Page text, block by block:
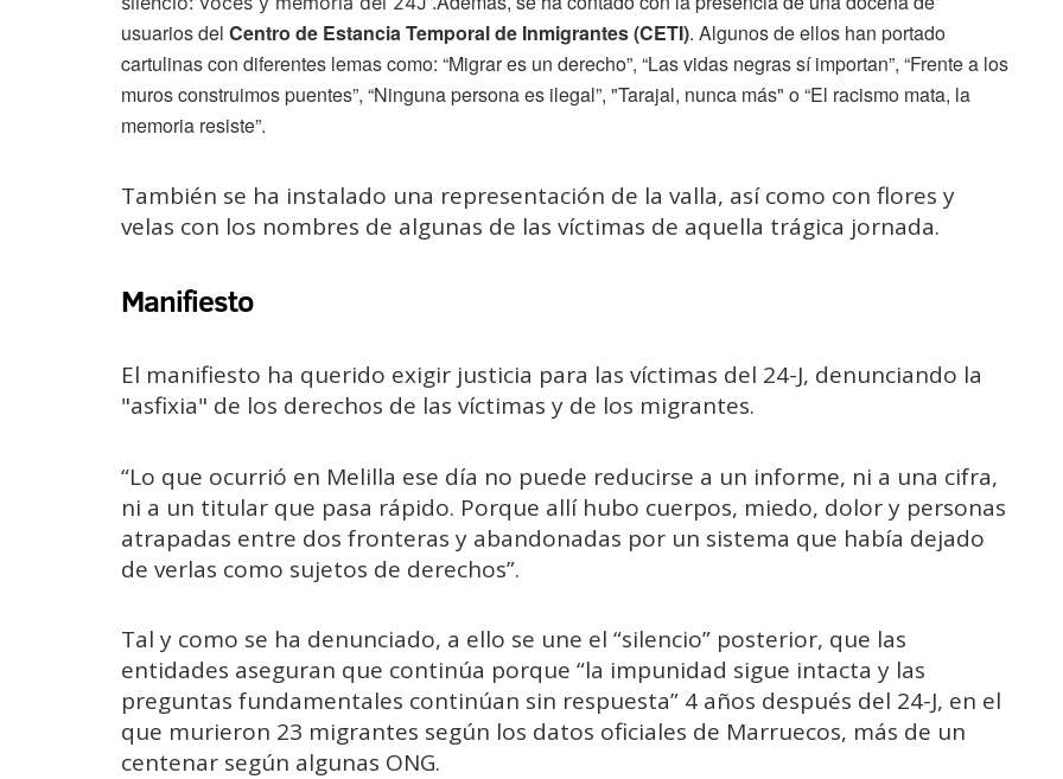
usuarios del Centro de Estancia Temporal de Inmigrantes (CETI). Algunos de ellos han portado
cartulinas con diferentes lemas como: “Migrar es un derecho”, “Las vidas negras sí importan”, “Frente a los
muros construimos puentes”, “Ninguna persona es ilegal”, "Tarajal, nunca más" o “El racismo mata, la
memoria resiste”.
También se ha instalado una representación de la valla, así como con flores y
velas con los nombres de algunas de las víctimas de aquella trágica jornada.
Manifiesto
El manifiesto ha querido exigir justicia para las víctimas del 24-J, denunciando la
"asfixia" de los derechos de las víctimas y de los migrantes.
“Lo que ocurrió en Melilla ese día no puede reducirse a un informe, ni a una cifra,
ni a un titular que pasa rápido. Porque allí hubo cuerpos, miedo, dolor y personas
atrapadas entre dos fronteras y abandonadas por un sistema que había dejado
de verlas como sujetos de derechos”.
Tal y como se ha denunciado, a ello se une el “silencio” posterior, que las
entidades aseguran que continúa porque “la impunidad sigue intacta y las
preguntas fundamentales continúan sin respuesta” 4 años después del 24-J, en el
que murieron 23 migrantes según los datos oficiales de Marruecos, más de un
centenar según algunas ONG.